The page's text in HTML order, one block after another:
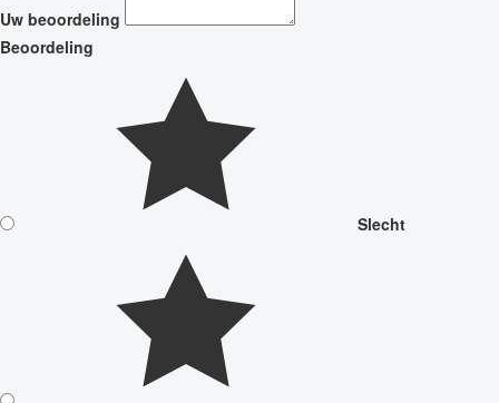
Uw beoordeling
Beoordeling
Slecht